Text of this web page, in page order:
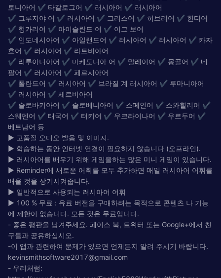
토니아어 ✔ 타갈로그어 ✔ 러시아어 ✔ 러시아어
✔ 그루지야 어 ✔ 러시아어 ✔ 그리스어 ✔ 히브리어 ✔ 힌디어
✔ 헝가리어 ✔ 아이슬란드 어 ✔ 이그 보어
✔ 인도네시아어 ✔ 아일랜드어 ✔ 러시아어 ✔ 러시아어 ✔ 카자
흐어 ✔ 러시아어 ✔ 라트비아어
✔ 리투아니아어 ✔ 마케도니아 어 ✔ 말레이어 ✔ 몽골어 ✔ 네
팔어 ✔ 러시아어 ✔ 페르시아어
✔ 폴란드어 ✔ 러시아어 ✔ 브라질 계 러시아어 ✔ 루마니아어
✔ 러시아어 ✔ 세르비아어
✔ 슬로바키아어 ✔ 슬로베니아어 ✔ 스페인어 ✔ 스와힐리어 ✔
스웨덴어 ✔ 태국어 ✔ 터키어 ✔ 우크라이나어 ✔ 우르두어 ✔
베트남어 등
► 고품질 오디오 발음 및 이미지.
► 학습하는 동안 인터넷 연결이 필요하지 않습니다 (오프라인).
► 러시아어를 배우기 위해 게임을하는 많은 미니 게임이 있습니다.
► Reminder에 새로운 어휘를 모두 추가하면 매일 러시아어 어휘를
배울 것을 상기시켜줍니다.
► 일반적으로 사용되는 러시아어 어휘
► 100 % 무료 : 유료 버전을 구매하려는 목적으로 콘텐츠 나 기능
에 제한이 없습니다. 모든 것은 무료입니다.
- 좋은 평판을 남겨주세요. 페이스 북, 트위터 또는 Google+에서 친
구들과 공유하십시오.
-이 앱과 관련하여 문제가 있으면 언제든지 알려 주시기 바랍니다.
kevinsmithsoftware2017@gmail.com
- 우리처럼: